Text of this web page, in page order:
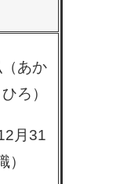
あか
ろ）
月31